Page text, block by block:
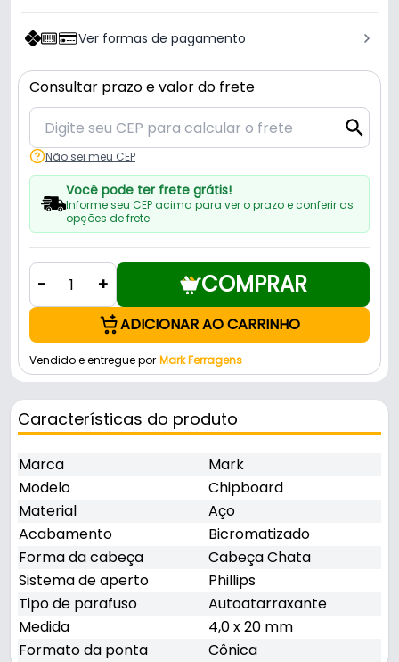
Ver formas de pagamento
Consultar prazo e valor do frete
Não sei meu CEP
Você pode ter frete grátis!
Informe seu CEP acima para ver o prazo e conferir as
opções de frete.
- + COMPRAR
ADICIONAR AO CARRINHO
Vendido e entregue por Mark Ferragens
Características do produto
Marca
Mark
Modelo
Chipboard
Material
Aço
Acabamento
Bicromatizado
Forma da cabeça
Cabeça Chata
Sistema de aperto
Phillips
Tipo de parafuso
Autoatarraxante
Medida
4,0 x 20 mm
Formato da ponta
Cônica